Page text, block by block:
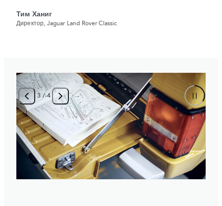
Тим Ханиг
Директор, Jaguar Land Rover Classic
3/4